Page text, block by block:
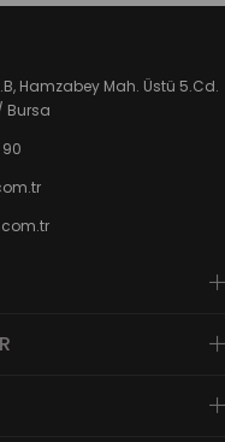
Hamzabey Mah. Üstü 5.Cd.
Bursa
90